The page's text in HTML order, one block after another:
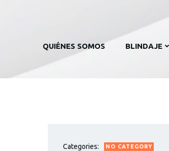
QUIÉNES SOMOS BLINDAJE
Categories: NO CATEGORY